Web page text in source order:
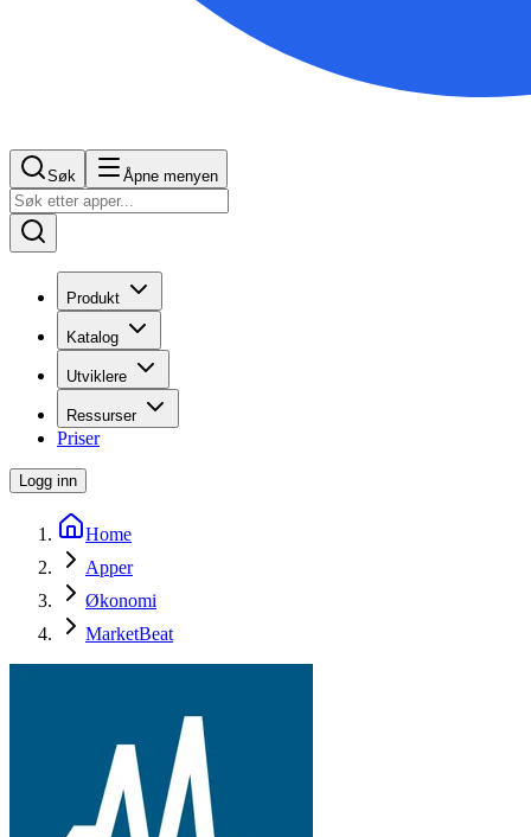
Søk Åpne menyen
Produkt
Katalog
Utviklere
Ressurser
Priser
Logg inn
Home
Apper
Økonomi
MarketBeat